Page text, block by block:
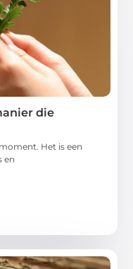
die
Het is een
en